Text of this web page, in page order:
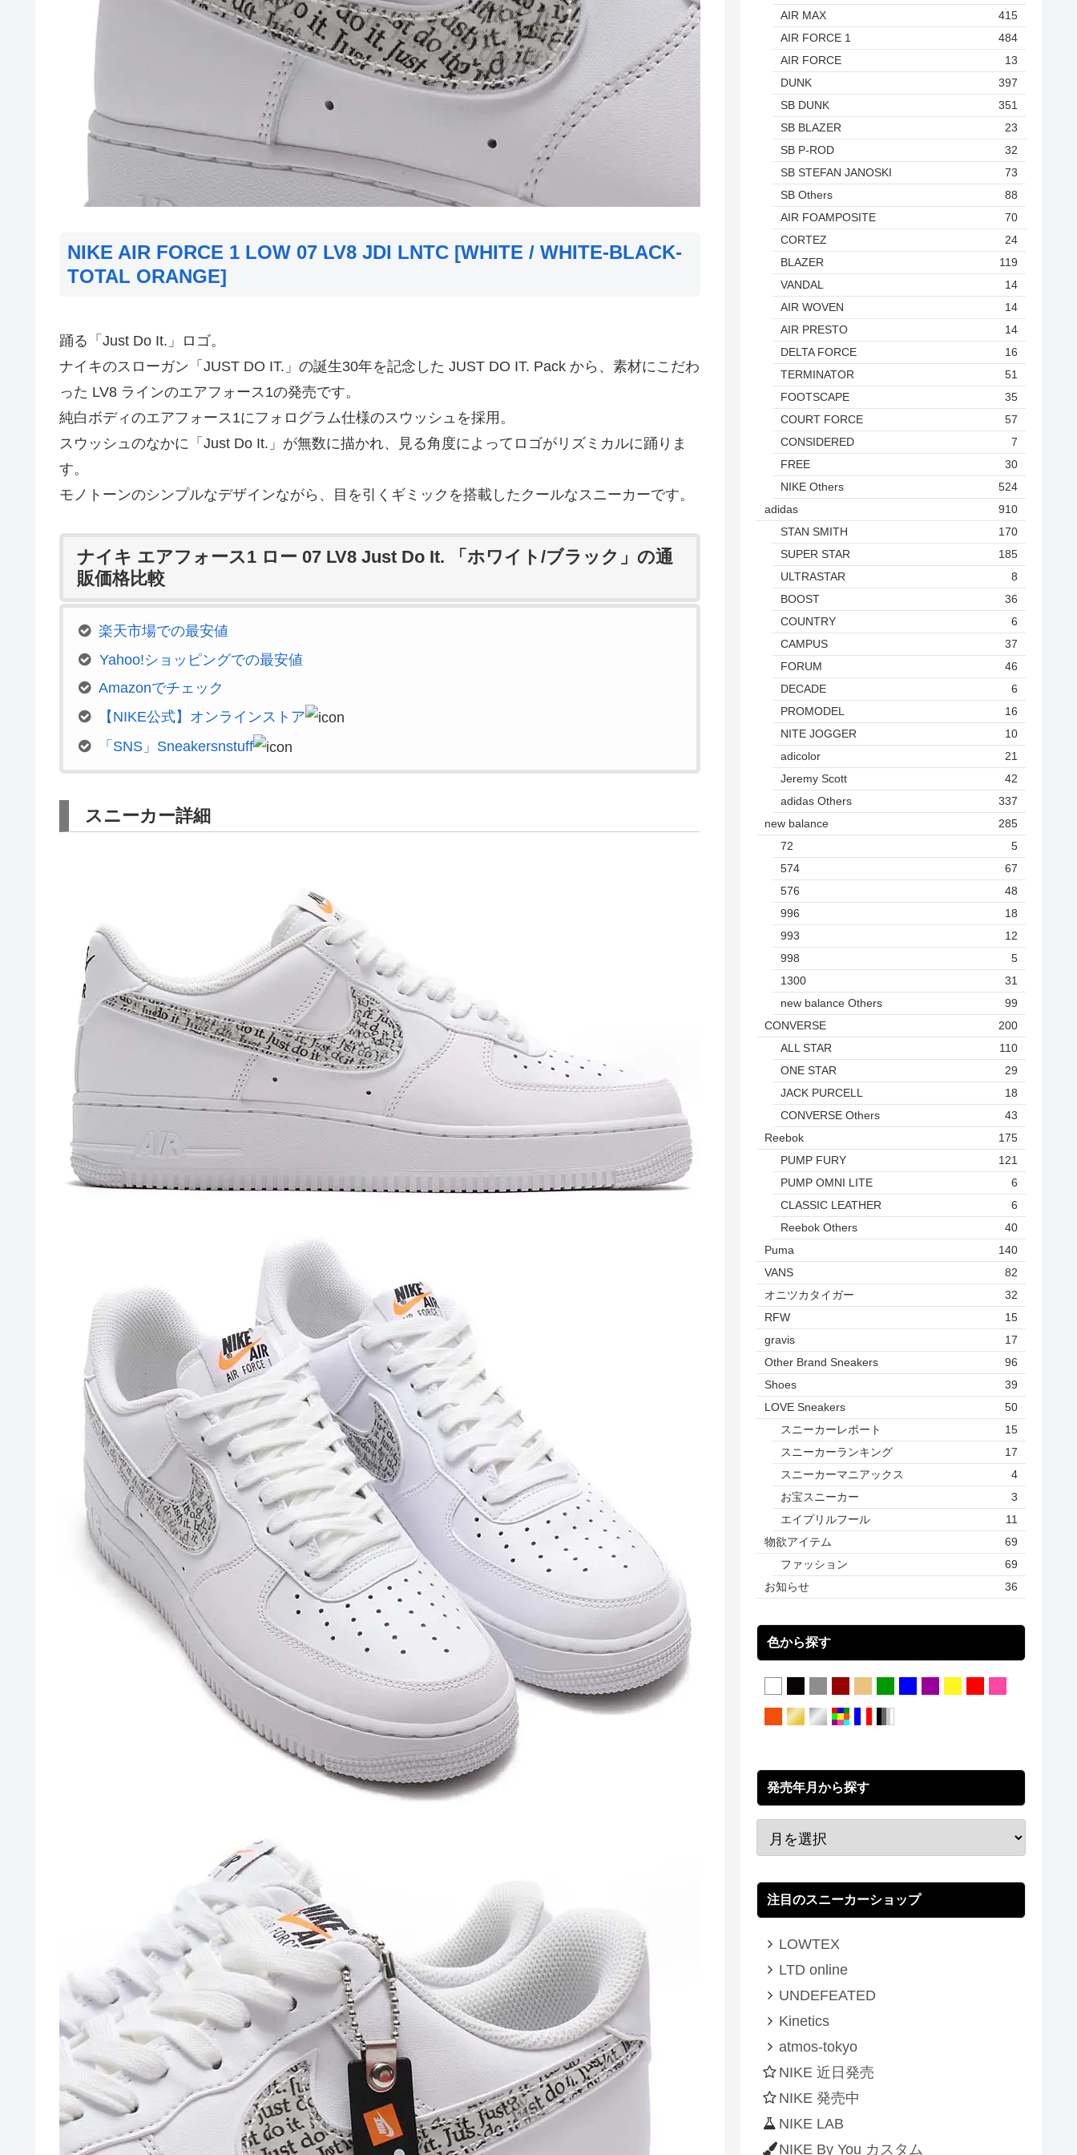
NIKE AIR FORCE 1 LOW 07 LV8 JDI LNTC [WHITE / WHITE-BLACK-
TOTAL ORANGE]
踊る「Just Do It.」ロゴ。
ナイキのスローガン「JUST DO IT.」の誕生30年を記念した JUST DO IT. Pack から、素材にこだわ
った LV8 ラインのエアフォース1の発売です。
純白ボディのエアフォース1にフォログラム仕様のスウッシュを採用。
スウッシュのなかに「Just Do It.」が無数に描かれ、見る角度によってロゴがリズミカルに踊りま
す。
モノトーンのシンプルなデザインながら、目を引くギミックを搭載したクールなスニーカーです。
ナイキ エアフォース1 ロー 07 LV8 Just Do It. 「ホワイト/ブラック」の通
販価格比較
楽天市場での最安値
Yahoo!ショッピングでの最安値
Amazonでチェック
【NIKE公式】オンラインストア
「SNS」Sneakersnstuff
スニーカー詳細
AIR MAX
415
AIR FORCE 1
484
AIR FORCE
13
DUNK
397
SB DUNK
351
SB BLAZER
23
SB P-ROD
32
SB STEFAN JANOSKI
73
SB Others
88
AIR FOAMPOSITE
70
CORTEZ
24
BLAZER
119
VANDAL
14
AIR WOVEN
14
AIR PRESTO
14
DELTA FORCE
16
TERMINATOR
51
FOOTSCAPE
35
COURT FORCE
57
CONSIDERED
7
FREE
30
NIKE Others
524
adidas
910
STAN SMITH
170
SUPER STAR
185
ULTRASTAR
8
BOOST
36
COUNTRY
6
CAMPUS
37
FORUM
46
DECADE
6
PROMODEL
16
NITE JOGGER
10
adicolor
21
Jeremy Scott
42
adidas Others
337
new balance
285
72
5
574
67
576
48
996
18
993
12
998
5
1300
31
new balance Others
99
CONVERSE
200
ALL STAR
110
ONE STAR
29
JACK PURCELL
18
CONVERSE Others
43
Reebok
175
PUMP FURY
121
PUMP OMNI LITE
6
CLASSIC LEATHER
6
Reebok Others
40
Puma
140
VANS
82
オニツカタイガー
32
RFW
15
gravis
17
Other Brand Sneakers
96
Shoes
39
LOVE Sneakers
50
スニーカーレポート
15
スニーカーランキング
17
スニーカーマニアックス
4
お宝スニーカー
3
エイプリルフール
11
物欲アイテム
69
ファッション
69
お知らせ
36
色から探す
発売年月から探す
注目のスニーカーショップ
LOWTEX
LTD online
UNDEFEATED
Kinetics
atmos-tokyo
NIKE 近日発売
NIKE 発売中
NIKE LAB
NIKE By You カスタム